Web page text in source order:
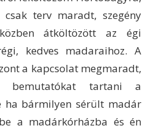
terv maradt, szegény
átköltözött az égi
kedves madaraihoz. A
a kapcsolat megmaradt,
tartani a
ha bármilyen sérült madár
a madárkórházba és én